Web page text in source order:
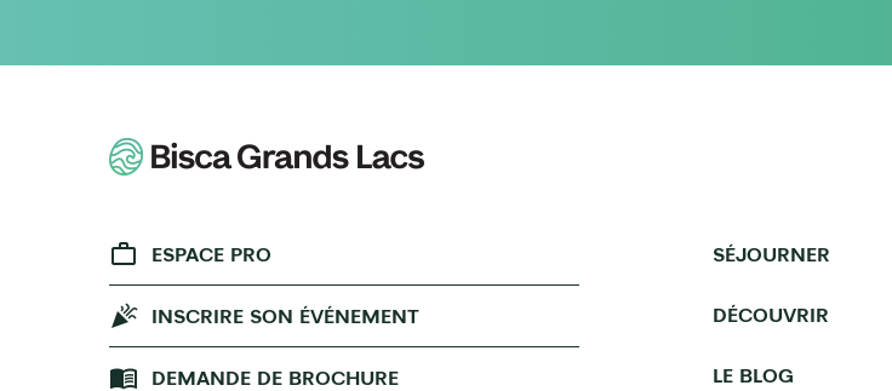
ESPACE PRO
INSCRIRE SON ÉVÉNEMENT
DEMANDE DE BROCHURE
SÉJOURNER
DÉCOUVRIR
LE BLOG